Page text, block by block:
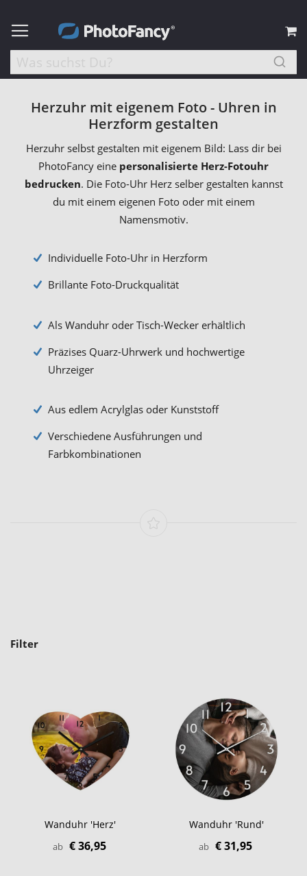
Herzuhr mit eigenem Foto - Uhren in
Herzform gestalten
Herzuhr selbst gestalten mit eigenem Bild: Lass dir bei
PhotoFancy eine personalisierte Herz-Fotouhr
bedrucken. Die Foto-Uhr Herz selber gestalten kannst
du mit einem eigenen Foto oder mit einem
Namensmotiv.
Individuelle Foto-Uhr in Herzform
Brillante Foto-Druckqualität
Als Wanduhr oder Tisch-Wecker erhältlich
Präzises Quarz-Uhrwerk und hochwertige
Uhrzeiger
Aus edlem Acrylglas oder Kunststoff
Verschiedene Ausführungen und
Farbkombinationen
Filter
Wanduhr 'Herz'
ab € 36,95
Wanduhr 'Rund'
ab € 31,95